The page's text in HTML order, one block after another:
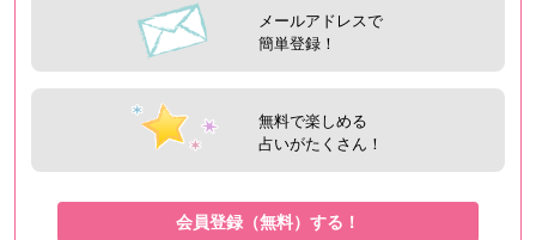
メールアドレスで
簡単登録！
無料で楽しめる
占いがたくさん！
会員登録（無料）する！